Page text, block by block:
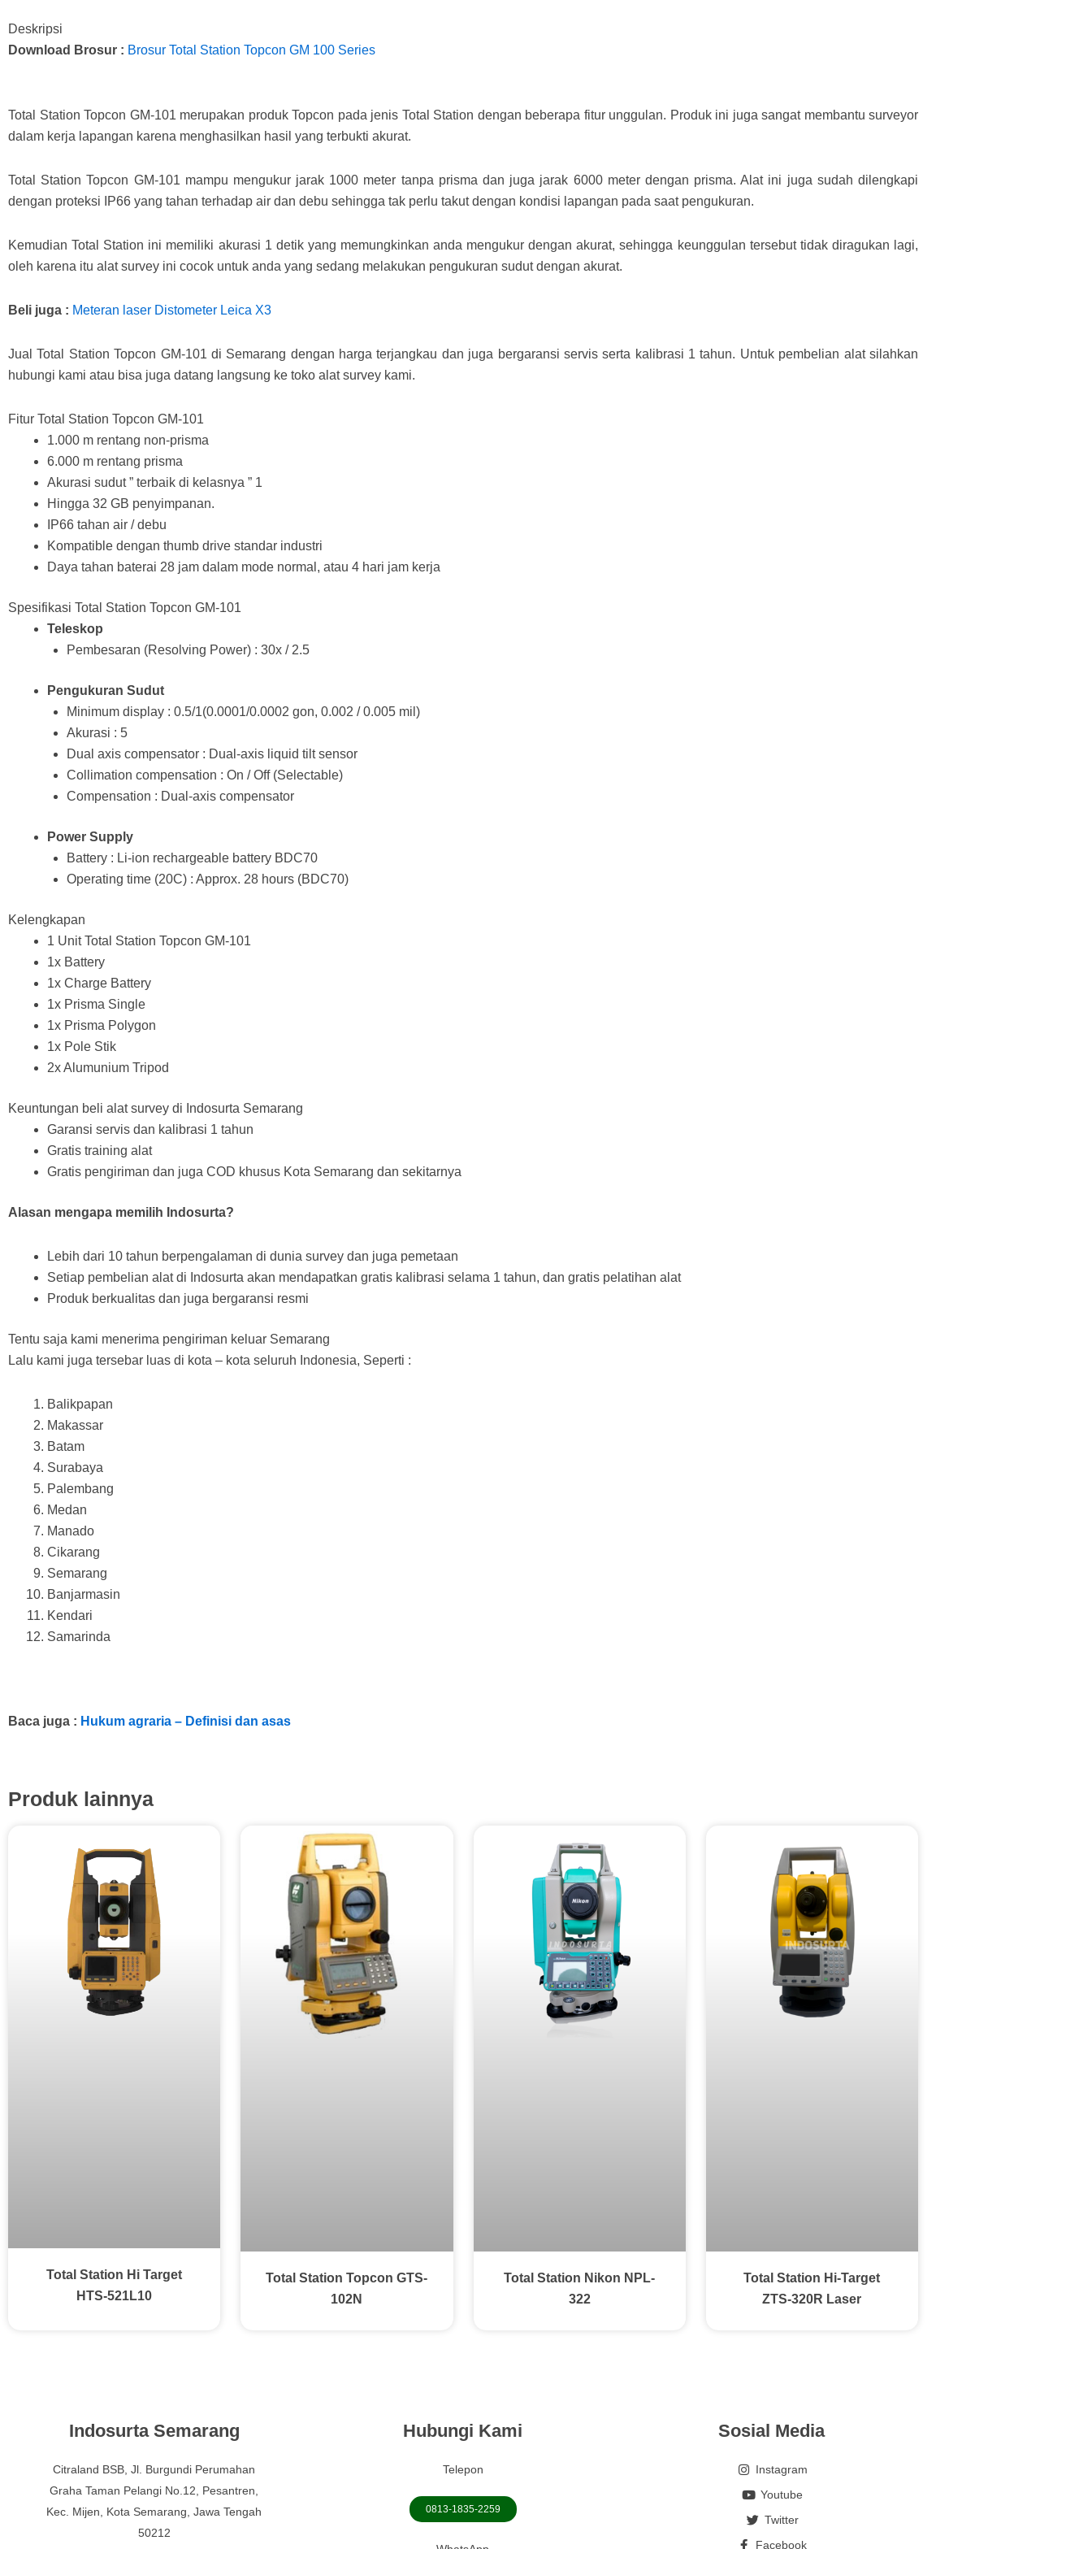
Deskripsi
Download Brosur : Brosur Total Station Topcon GM 100 Series
Total Station Topcon GM-101 merupakan produk Topcon pada jenis Total Station dengan beberapa fitur unggulan. Produk ini juga sangat membantu surveyor
dalam kerja lapangan karena menghasilkan hasil yang terbukti akurat.
Total Station Topcon GM-101 mampu mengukur jarak 1000 meter tanpa prisma dan juga jarak 6000 meter dengan prisma. Alat ini juga sudah dilengkapi
dengan proteksi IP66 yang tahan terhadap air dan debu sehingga tak perlu takut dengan kondisi lapangan pada saat pengukuran.
Kemudian Total Station ini memiliki akurasi 1 detik yang memungkinkan anda mengukur dengan akurat, sehingga keunggulan tersebut tidak diragukan lagi,
oleh karena itu alat survey ini cocok untuk anda yang sedang melakukan pengukuran sudut dengan akurat.
Beli juga : Meteran laser Distometer Leica X3
Jual Total Station Topcon GM-101 di Semarang dengan harga terjangkau dan juga bergaransi servis serta kalibrasi 1 tahun. Untuk pembelian alat silahkan
hubungi kami atau bisa juga datang langsung ke toko alat survey kami.
Fitur Total Station Topcon GM-101
1.000 m rentang non-prisma
6.000 m rentang prisma
Akurasi sudut ” terbaik di kelasnya ” 1
Hingga 32 GB penyimpanan.
IP66 tahan air / debu
Kompatible dengan thumb drive standar industri
Daya tahan baterai 28 jam dalam mode normal, atau 4 hari jam kerja
Spesifikasi Total Station Topcon GM-101
Teleskop
Pembesaran (Resolving Power) : 30x / 2.5
Pengukuran Sudut
Minimum display : 0.5/1(0.0001/0.0002 gon, 0.002 / 0.005 mil)
Akurasi : 5
Dual axis compensator : Dual-axis liquid tilt sensor
Collimation compensation : On / Off (Selectable)
Compensation : Dual-axis compensator
Power Supply
Battery : Li-ion rechargeable battery BDC70
Operating time (20C) : Approx. 28 hours (BDC70)
Kelengkapan
1 Unit Total Station Topcon GM-101
1x Battery
1x Charge Battery
1x Prisma Single
1x Prisma Polygon
1x Pole Stik
2x Alumunium Tripod
Keuntungan beli alat survey di Indosurta Semarang
Garansi servis dan kalibrasi 1 tahun
Gratis training alat
Gratis pengiriman dan juga COD khusus Kota Semarang dan sekitarnya
Alasan mengapa memilih Indosurta?
Lebih dari 10 tahun berpengalaman di dunia survey dan juga pemetaan
Setiap pembelian alat di Indosurta akan mendapatkan gratis kalibrasi selama 1 tahun, dan gratis pelatihan alat
Produk berkualitas dan juga bergaransi resmi
Tentu saja kami menerima pengiriman keluar Semarang
Lalu kami juga tersebar luas di kota – kota seluruh Indonesia, Seperti :
Balikpapan
Makassar
Batam
Surabaya
Palembang
Medan
Manado
Cikarang
Semarang
Banjarmasin
Kendari
Samarinda
Baca juga : Hukum agraria – Definisi dan asas
Produk lainnya
Total Station Hi Target
HTS-521L10
Total Station Topcon GTS-
102N
Total Station Nikon NPL-
322
Total Station Hi-Target
ZTS-320R Laser
Indosurta Semarang
Citraland BSB, Jl. Burgundi Perumahan
Graha Taman Pelangi No.12, Pesantren,
Kec. Mijen, Kota Semarang, Jawa Tengah
50212
Hubungi Kami
Telepon
0813-1835-2259
Sosial Media
Instagram
Youtube
Twitter
Facebook